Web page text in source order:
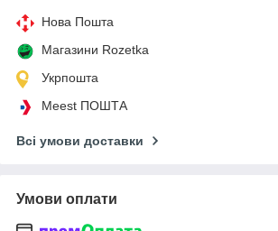
Нова Пошта
Магазини Rozetka
Укрпошта
Meest ПОШТА
Всі умови доставки
Умови оплати